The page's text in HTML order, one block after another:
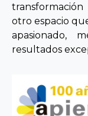
otro espacio
apasionado,
resultados